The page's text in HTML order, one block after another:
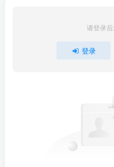
请登录
登录